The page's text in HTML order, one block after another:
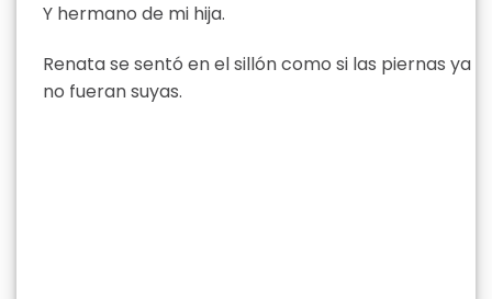
Y hermano de mi hija.
Renata se sentó en el sillón como si las piernas ya
no fueran suyas.